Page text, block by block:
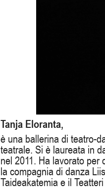
Tanja Eloranta,
è una ballerina di teatro-
teatrale. Si è laureata in
nel 2011. Ha lavorato
la compagnia di danza
Taide­akatemia e il